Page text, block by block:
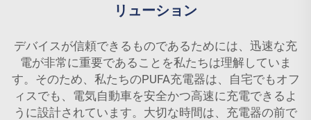
リューション
デバイスが信頼できるものであるためには、迅速な充
電が非常に重要であることを私たちは理解していま
す。そのため、私たちのPUFA充電器は、自宅でもオフ
ィスでも、電気自動車を安全かつ高速に充電できるよ
うに設計されています。大切な時間は、充電器の前で